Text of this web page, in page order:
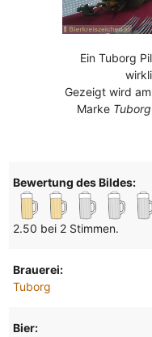
Ein Tuborg
Gezeigt wird
Marke
Bewertung des Bildes:
2.50 bei 2 Stimmen.
Brauerei:
Tuborg
Bier: